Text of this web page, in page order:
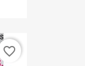
favorite_border